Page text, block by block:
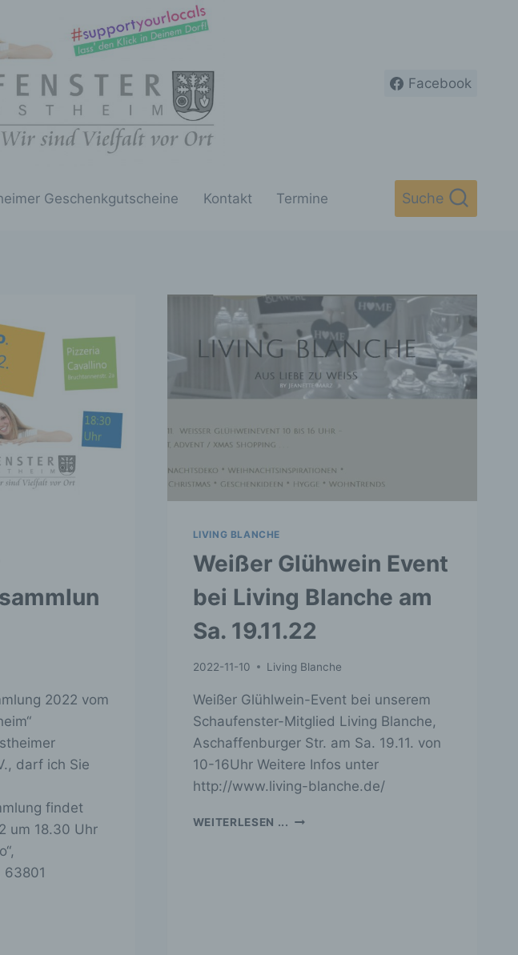
Facebook
Geschenkgutscheine Kontakt Termine Suche
2022 vom
darf ich Sie
findet
um 18.30 Uhr
63801
LIVING BLANCHE
Weißer Glühwein Event
bei Living Blanche am
Sa. 19.11.22
2022-11-10 Living Blanche
Weißer Glühlwein-Event bei unserem
Schaufenster-Mitglied Living Blanche,
Aschaffenburger Str. am Sa. 19.11. von
10-16Uhr Weitere Infos unter
http://www.living-blanche.de/
WEITERLESEN ... WEISSER G